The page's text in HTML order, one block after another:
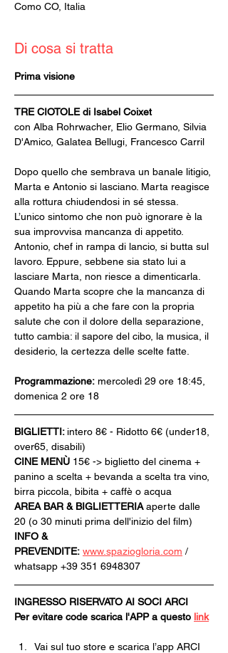
Como CO, Italia
Di cosa si tratta
Prima visione
TRE CIOTOLE di Isabel Coixet
con Alba Rohrwacher, Elio Germano, Silvia
D'Amico, Galatea Bellugi, Francesco Carril
Dopo quello che sembrava un banale litigio,
Marta e Antonio si lasciano. Marta reagisce
alla rottura chiudendosi in sé stessa.
L’unico sintomo che non può ignorare è la
sua improvvisa mancanza di appetito.
Antonio, chef in rampa di lancio, si butta sul
lavoro. Eppure, sebbene sia stato lui a
lasciare Marta, non riesce a dimenticarla.
Quando Marta scopre che la mancanza di
appetito ha più a che fare con la propria
salute che con il dolore della separazione,
tutto cambia: il sapore del cibo, la musica, il
desiderio, la certezza delle scelte fatte.
Programmazione: mercoledì 29 ore 18:45,
domenica 2 ore 18
BIGLIETTI: intero 8€ - Ridotto 6€ (under18,
over65, disabili)
CINE MENÙ 15€ -> biglietto del cinema +
panino a scelta + bevanda a scelta tra vino,
birra piccola, bibita + caffè o acqua
AREA BAR & BIGLIETTERIA aperte dalle
20 (o 30 minuti prima dell'inizio del film)
INFO &
PREVENDITE: www.spaziogloria.com /
whatsapp +39 351 6948307
INGRESSO RISERVATO AI SOCI ARCI
Per evitare code scarica l'APP a questo link
Vai sul tuo store e scarica l’app ARCI